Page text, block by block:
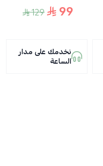
99
129
نخدمك على مدار
الساعة